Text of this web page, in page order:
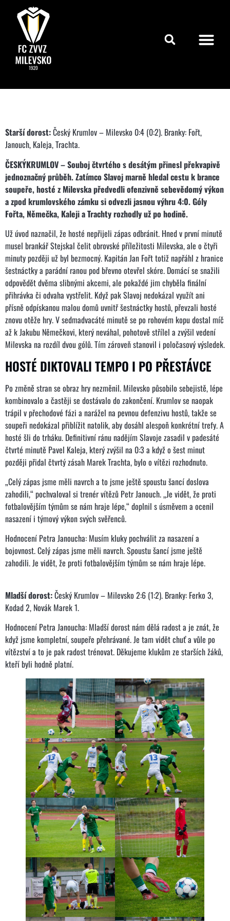
Starší dorost:Český Krumlov – Milevsko 0:4 (0:2). Branky: Fořt,
Janouch, Kaleja, Trachta.
ČESKÝKRUMLOV – Souboj čtvrtého s desátým přinesl překvapivě
jednoznačný průběh. Zatímco Slavoj marně hledal cestu k brance
soupeře, hosté z Milevska předvedli ofenzivně sebevědomý výkon
a zpod krumlovského zámku si odvezli jasnou výhru 4:0. Góly
Fořta, Němečka, Kaleji a Trachty rozhodly už po hodině.
Už úvod naznačil, že hosté nepřijeli zápas odbránit. Hned v první minutě
musel brankář Stejskal čelit obrovské příležitosti Milevska, ale o čtyři
minuty později už byl bezmocný. Kapitán Jan Fořt totiž napřáhl z hranice
šestnáctky a parádní ranou pod břevno otevřel skóre. Domácí se snažili
odpovědět dvěma slibnými akcemi, ale pokaždé jim chyběla finální
přihrávka či odvaha vystřelit. Když pak Slavoj nedokázal využít ani
přísně odpískanou malou domů uvnitř šestnáctky hostů, převzali hosté
znovu otěže hry. V sedmadvacáté minutě se po rohovém kopu dostal míč
až k Jakubu Němečkovi, který neváhal, pohotově střílel a zvýšil vedení
Milevska na rozdíl dvou gólů. Tím zároveň stanovil i poločasový výsledek.
HOSTÉ DIKTOVALI TEMPO I PO PŘESTÁVCE
Po změně stran se obraz hry nezměnil. Milevsko působilo sebejistě, lépe
kombinovalo a častěji se dostávalo do zakončení. Krumlov se naopak
trápil v přechodové fázi a narážel na pevnou defenzivu hostů, takže se
soupeři nedokázal přiblížit natolik, aby dosáhl alespoň konkrétní trefy. A
hosté šli do trháku. Definitivní ránu nadějím Slavoje zasadil v padesáté
čtvrté minutě Pavel Kaleja, který zvýšil na 0:3 a když o šest minut
později přidal čtvrtý zásah Marek Trachta, bylo o vítězi rozhodnuto.
„Celý zápas jsme měli navrch a to jsme ještě spoustu šancí doslova
zahodili,“ pochvaloval si trenér vítězů Petr Janouch. „Je vidět, že proti
fotbalovějším týmům se nám hraje lépe,“ doplnil s úsměvem a ocenil
nasazení i týmový výkon svých svěřenců.
Hodnocení Petra Janoucha: Musím kluky pochválit za nasazení a
bojovnost. Celý zápas jsme měli navrch. Spoustu šancí jsme ještě
zahodili. Je vidět, že proti fotbalovějším týmům se nám hraje lépe.
Mladší dorost:Český Krumlov – Milevsko 2:6 (1:2). Branky: Ferko 3,
Kodad 2, Novák Marek 1.
Hodnocení Petra Janoucha: Mladší dorost nám dělá radost a je znát, že
když jsme kompletní, soupeře přehrávané. Je tam vidět chuť a vůle po
vítězství a to je pak radost trénovat. Děkujeme klukům ze starších žáků,
kteří byli hodně platní.